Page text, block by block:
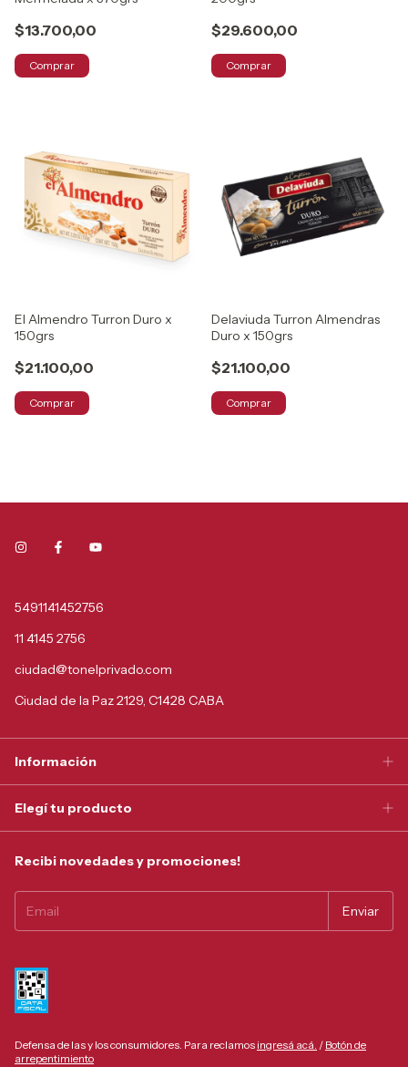
$13.700,00
Comprar
$29.600,00
Comprar
El Almendro Turron Duro x
150grs
$21.100,00
Comprar
Delaviuda Turron Almendras
Duro x 150grs
$21.100,00
Comprar
5491141452756
11 4145 2756
ciudad@tonelprivado.com
Ciudad de la Paz 2129, C1428 CABA
Información
Elegí tu producto
Recibi novedades y promociones!
Defensa de las y los consumidores. Para reclamos ingresá acá. / Botón de
arrepentimiento